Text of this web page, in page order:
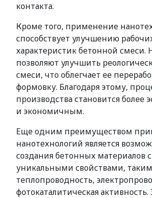
контакта.
Кроме того, применение
способствует улучшению
характеристик бетонной смеси.
позволяют улучшить
смеси, что облегчает ее
формовку. Благодаря этому,
производства становится
и экономичным.
Еще одним преимуществом
нанотехнологий является
создания бетонных материалов с
уникальными свойствами,
теплопроводность,
фотокаталитическая